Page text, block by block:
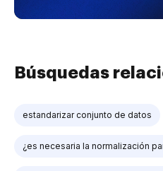
Búsquedas
estandarizar conjunto de datos
¿es necesaria la normalización